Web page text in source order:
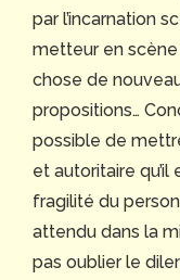
par l’incarnation
metteur en
chose de
propositions…
possible de
et autoritaire
fragilité du
attendu dans la
pas oublier le